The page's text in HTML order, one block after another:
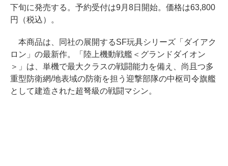
下旬に発売する。予約受付は9月8日開始。価格は63,800
円（税込）。
本商品は、同社の展開するSF玩具シリーズ「ダイアク
ロン」の最新作。「陸上機動戦艦＜グランドダイオン
＞」は、単機で最大クラスの戦闘能力を備え、尚且つ多
重型防衛網/地表域の防衛を担う迎撃部隊の中枢司令旗艦
として建造された超弩級の戦闘マシン。